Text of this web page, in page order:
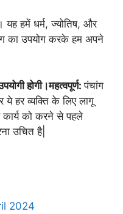
हमें धर्म, ज्योतिष, और
का उपयोग करके हम अपने
होगी।महत्वपूर्ण:पंचांग
ये हर व्यक्ति के लिए लागू
कार्य को करने से पहले
उचित है|
2024